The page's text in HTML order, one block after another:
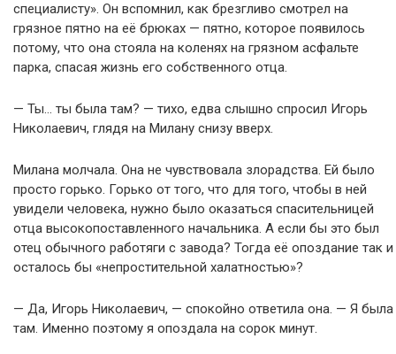
специалисту». Он вспомнил, как брезгливо смотрел на
грязное пятно на её брюках — пятно, которое появилось
потому, что она стояла на коленях на грязном асфальте
парка, спасая жизнь его собственного отца.
— Ты… ты была там? — тихо, едва слышно спросил Игорь
Николаевич, глядя на Милану снизу вверх.
Милана молчала. Она не чувствовала злорадства. Ей было
просто горько. Горько от того, что для того, чтобы в ней
увидели человека, нужно было оказаться спасительницей
отца высокопоставленного начальника. А если бы это был
отец обычного работяги с завода? Тогда её опоздание так и
осталось бы «непростительной халатностью»?
— Да, Игорь Николаевич, — спокойно ответила она. — Я была
там. Именно поэтому я опоздала на сорок минут.